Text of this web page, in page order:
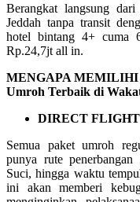
Berangkat langsung
Jeddah tanpa transit
hotel bintang 4+ cuma
Rp.24,7jt all in.
MENGAPA MEMILIHI
Umroh Terbaik di
DIRECT
Semua paket umroh
punya rute
Suci, hingga waktu
ini akan memberi